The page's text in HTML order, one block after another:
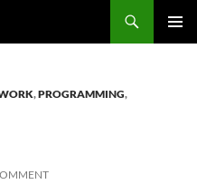
,PROGRAMMING,